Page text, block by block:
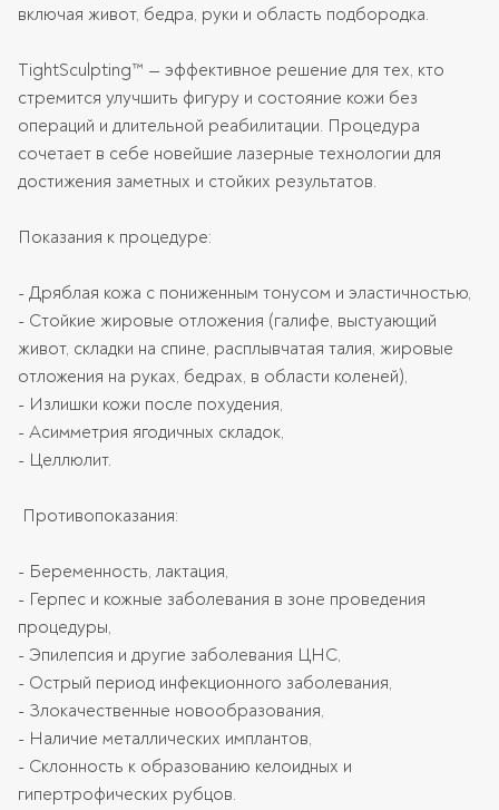
включая живот, бедра, руки и область подбородка.
TightSculpting™ — эффективное решение для тех, кто
стремится улучшить фигуру и состояние кожи без
операций и длительной реабилитации. Процедура
сочетает в себе новейшие лазерные технологии для
достижения заметных и стойких результатов.
Показания к процедуре:
- Дряблая кожа с пониженным тонусом и эластичностью,
- Стойкие жировые отложения (галифе, выстуающий
живот, складки на спине, расплывчатая талия, жировые
отложения на руках, бедрах, в области коленей),
- Излишки кожи после похудения,
- Асимметрия ягодичных складок,
- Целлюлит.
Противопоказания:
- Беременность, лактация,
- Герпес и кожные заболевания в зоне проведения
процедуры,
- Эпилепсия и другие заболевания ЦНС,
- Острый период инфекционного заболевания,
- Злокачественные новообразования,
- Наличие металлических имплантов,
- Склонность к образованию келоидных и
гипертрофических рубцов.